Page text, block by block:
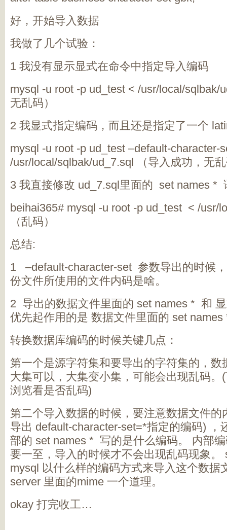
好，开始导入数据
我做了几个试验：
1 我没有显示显式在命令中指定导入编码
mysql -u root -p ud_test < /usr/local/
无乱码）
2 我显式指定编码，而且还是指定了一个
mysql -u root -p ud_test –default-character-
/usr/local/sqlbak/ud_7.sql （导入成功，无
3 我直接修改 ud_7.sql里面的 set names *
beihai365# mysql -u root -p ud_test < /usr/
（乱码）
总结:
1 –default-character-set 参数导出的时候
份文件所使用的文件内码是啥。
2 导出的数据文件里面的 set names * 和
优先起作用的是 数据文件里面的 set names
转换数据库编码的时候关键几点：
第一个是源字符集和要导出的字符集的，数
大集可以，大集变小集，可能会出现乱码。
浏览看是否乱码)
第二个导入数据的时候，要注意数据文件的
导出 default-character-set=*指定的编码) ，
部的 set names * 写的是什么编码。 内部
要一至，导入的时候才不会出现乱码现象。
mysql 以什么样的编码方式来导入这个数据
server 里面的mime 一个道理。
okay 打完收工…